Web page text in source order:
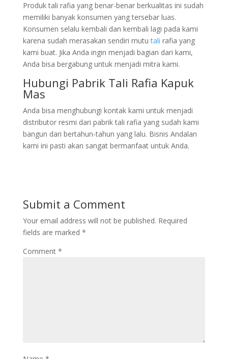
Produk tali rafia yang benar-benar berkualitas ini sudah
memiliki banyak konsumen yang tersebar luas.
Konsumen selalu kembali dan kembali lagi pada kami
karena sudah merasakan sendiri mututali rafia yang
kami buat. Jika Anda ingin menjadi bagian dari kami,
Anda bisa bergabung untuk menjadi mitra kami.
Hubungi Pabrik Tali Rafia Kapuk
Mas
Anda bisa menghubungi kontak kami untuk menjadi
distributor resmi dari pabrik tali rafia yang sudah kami
bangun dari bertahun-tahun yang lalu. Bisnis Andalan
kami ini pasti akan sangat bermanfaat untuk Anda.
Submit a Comment
Your email address will not be published. Required
fields are marked *
Comment *